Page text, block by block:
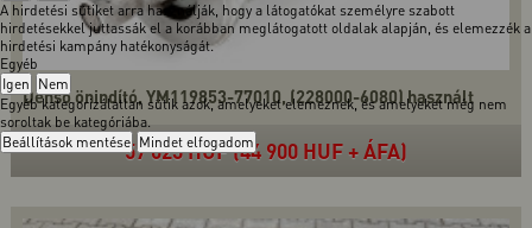
A hirdetési sütiket arra használják, hogy a látogatókat személyre szabott
hirdetésekkel juttassák el a korábban meglátogatott oldalak alapján, és elemezzék a
hirdetési kampány hatékonyságát.
Egyéb
Igen Nem
Egyéb kategorizálatlan sütik azok, amelyeket elemeznek, és amelyeket még nem
soroltak be kategóriába.
Beállítások mentése Mindet elfogadom
Denso önindító, YM119853-77010, (228000-6080) használt
57 023 HUF (44 900 HUF + ÁFA)